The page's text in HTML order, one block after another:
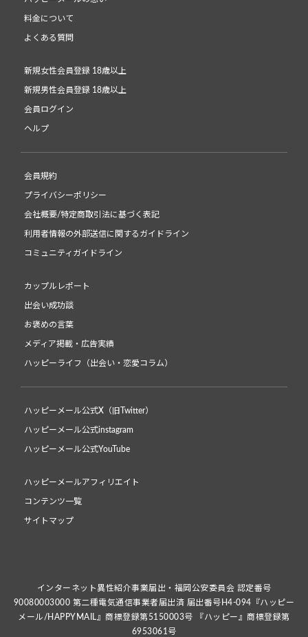
料金について
よくある質問
新規女性会員登録 18歳以上
新規男性会員登録 18歳以上
会員ログイン
ヘルプ
会員規約
プライバシーポリシー
会社概要/特定商取引法に基づく表記
利用者情報の外部送信に関するガイドライン
コミュニティガイドライン
カップルレポート
出会い成功談
お褒めの言葉
メディア掲載・広告実績
ハッピーライフ（出会い・恋愛コラム）
ハッピーメール公式X（旧Twitter）
ハッピーメール公式instagram
ハッピーメール公式YouTube
ハッピーメールアフィリエイト
コンテンツ一覧
サイトマップ
インターネット異性紹介事業届出・福岡公安委員会 認定番号
90080003000 第二種電気通信事業者届出済 届出番号H4-094『ハッピー
メール/HAPPYMAIL』商標登録第5150003号 『ハッピー』商標登録第
6953061号